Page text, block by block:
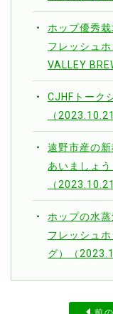
ホップ優秀
フレッシュ
VALLEY
CJHFトーク
（2023.10.21
遠野市産の
あいましょ
（2023.10.21
ホップの水
フレッシュ
グ）（